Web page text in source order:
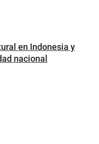
en Indonesia y
nacional